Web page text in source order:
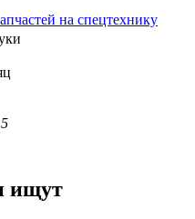
на спецтехнику
ищут